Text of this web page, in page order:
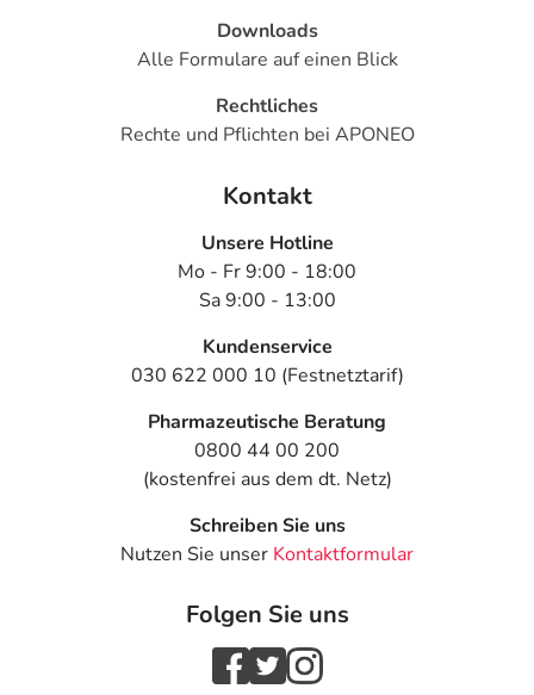
Downloads
Alle Formulare auf einen Blick
Rechtliches
Rechte und Pflichten bei APONEO
Kontakt
Unsere Hotline
Mo - Fr 9:00 - 18:00
Sa 9:00 - 13:00
Kundenservice
030 622 000 10 (Festnetztarif)
Pharmazeutische Beratung
0800 44 00 200
(kostenfrei aus dem dt. Netz)
Schreiben Sie uns
Nutzen Sie unser Kontaktformular
Folgen Sie uns